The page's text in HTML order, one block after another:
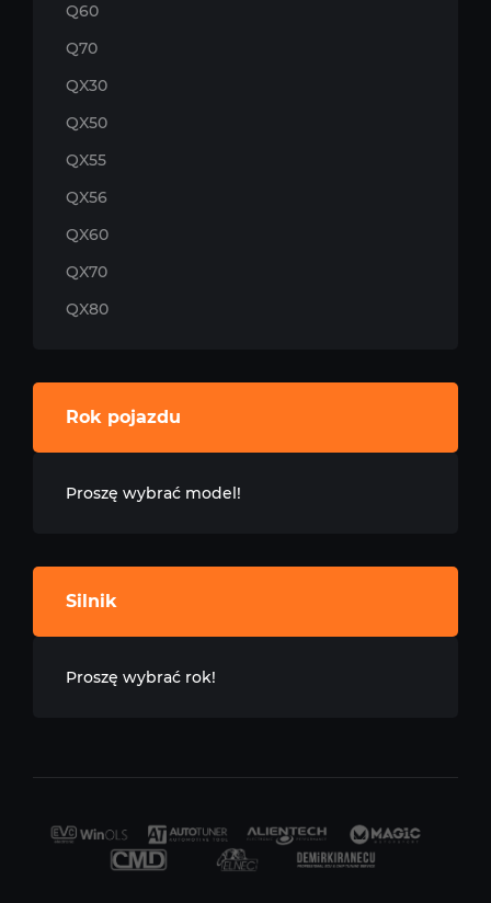
Q60
Q70
QX30
QX50
QX55
QX56
QX60
QX70
QX80
Rok pojazdu
Proszę wybrać model!
Silnik
Proszę wybrać rok!